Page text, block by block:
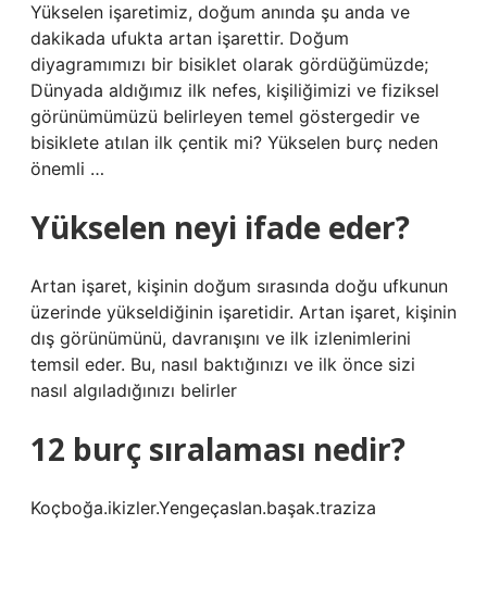
Yükselen işaretimiz, doğum anında şu anda ve
dakikada ufukta artan işarettir. Doğum
diyagramımızı bir bisiklet olarak gördüğümüzde;
Dünyada aldığımız ilk nefes, kişiliğimizi ve fiziksel
görünümümüzü belirleyen temel göstergedir ve
bisiklete atılan ilk çentik mi? Yükselen burç neden
önemli …
Yükselen neyi ifade eder?
Artan işaret, kişinin doğum sırasında doğu ufkunun
üzerinde yükseldiğinin işaretidir. Artan işaret, kişinin
dış görünümünü, davranışını ve ilk izlenimlerini
temsil eder. Bu, nasıl baktığınızı ve ilk önce sizi
nasıl algıladığınızı belirler
12 burç sıralaması nedir?
Koçboğa.ikizler.Yengeçaslan.başak.traziza